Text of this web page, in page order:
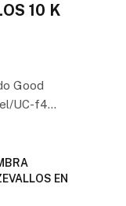
10 K
Good
UC-f4…
EN